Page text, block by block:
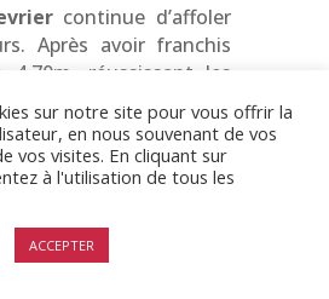
continue d’affoler
Après avoir franchis
réussissant les
et européens, la
en juin dernier
fois consécutive le
de France de
aux
(Oregon)avortée, la
sur notre site pour vous offrir la
en nous souvenant de vos
vos visites. En cliquant sur
à l'utilisation de tous les
ACCEPTER